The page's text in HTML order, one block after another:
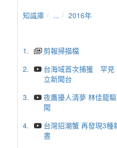
知識庫 ... 2016年
1.
剪報掃描檔
2.
台海域首次捕獲 罕見
立新聞台
3.
夜鷹擾人清夢 林佳龍
聞
4.
台灣招潮蟹 再發現3
晝